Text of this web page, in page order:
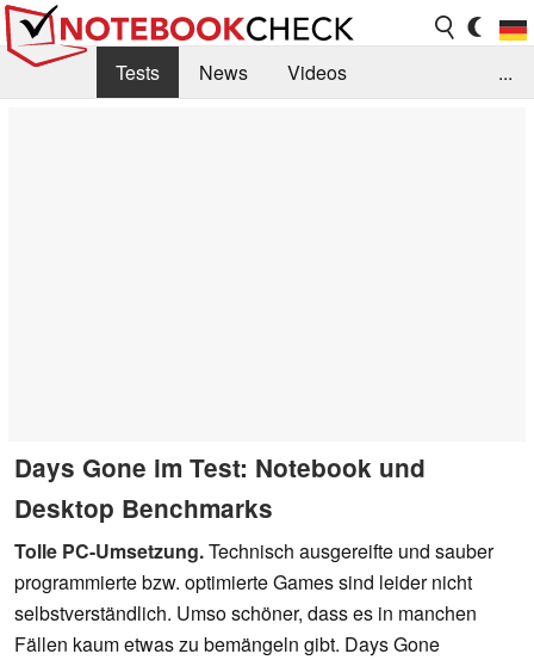
Tests News
Videos
...
Days Gone im Test: Notebook und
Desktop Benchmarks
Tolle PC-Umsetzung.Technisch ausgereifte und sauber
programmierte bzw. optimierte Games sind leider nicht
selbstverständlich. Umso schöner, dass es in manchen
Fällen kaum etwas zu bemängeln gibt. Days Gone